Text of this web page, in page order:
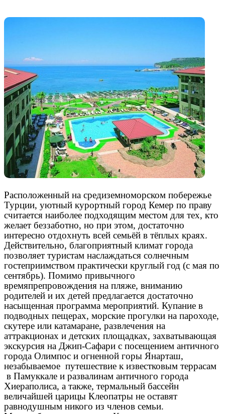
Расположенный на средиземноморском побережье
Турции, уютный курортный город Кемер по праву
считается наиболее подходящим местом для тех, кто
желает беззаботно, но при этом, достаточно
интересно отдохнуть всей семьёй в тёплых краях.
Действительно, благоприятный климат города
позволяет туристам наслаждаться солнечным
гостеприимством практически круглый год (с мая по
сентябрь). Помимо привычного
времяпрепровождения на пляже, вниманию
родителей и их детей предлагается достаточно
насыщенная программа мероприятий. Купание в
подводных пещерах, морские прогулки на пароходе,
скутере или катамаране, развлечения на
аттракционах и детских площадках, захватывающая
экскурсия на Джип-Сафари с посещением античного
города Олимпос и огненной горы Янарташ,
незабываемое путешествие к известковым террасам
в Памуккале и развалинам античного города
Хиераполиса, а также, термальный бассейн
величайшей царицы Клеопатры не оставят
равнодушным никого из членов семьи.